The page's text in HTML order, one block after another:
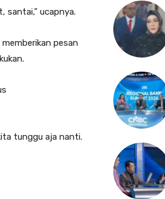
santai,” ucapnya.
pesan
tunggu aja nanti.